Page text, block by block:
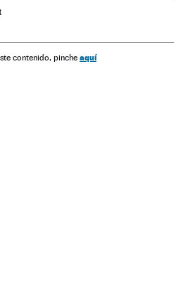
Telecomunicações
contenido, pinche aquí